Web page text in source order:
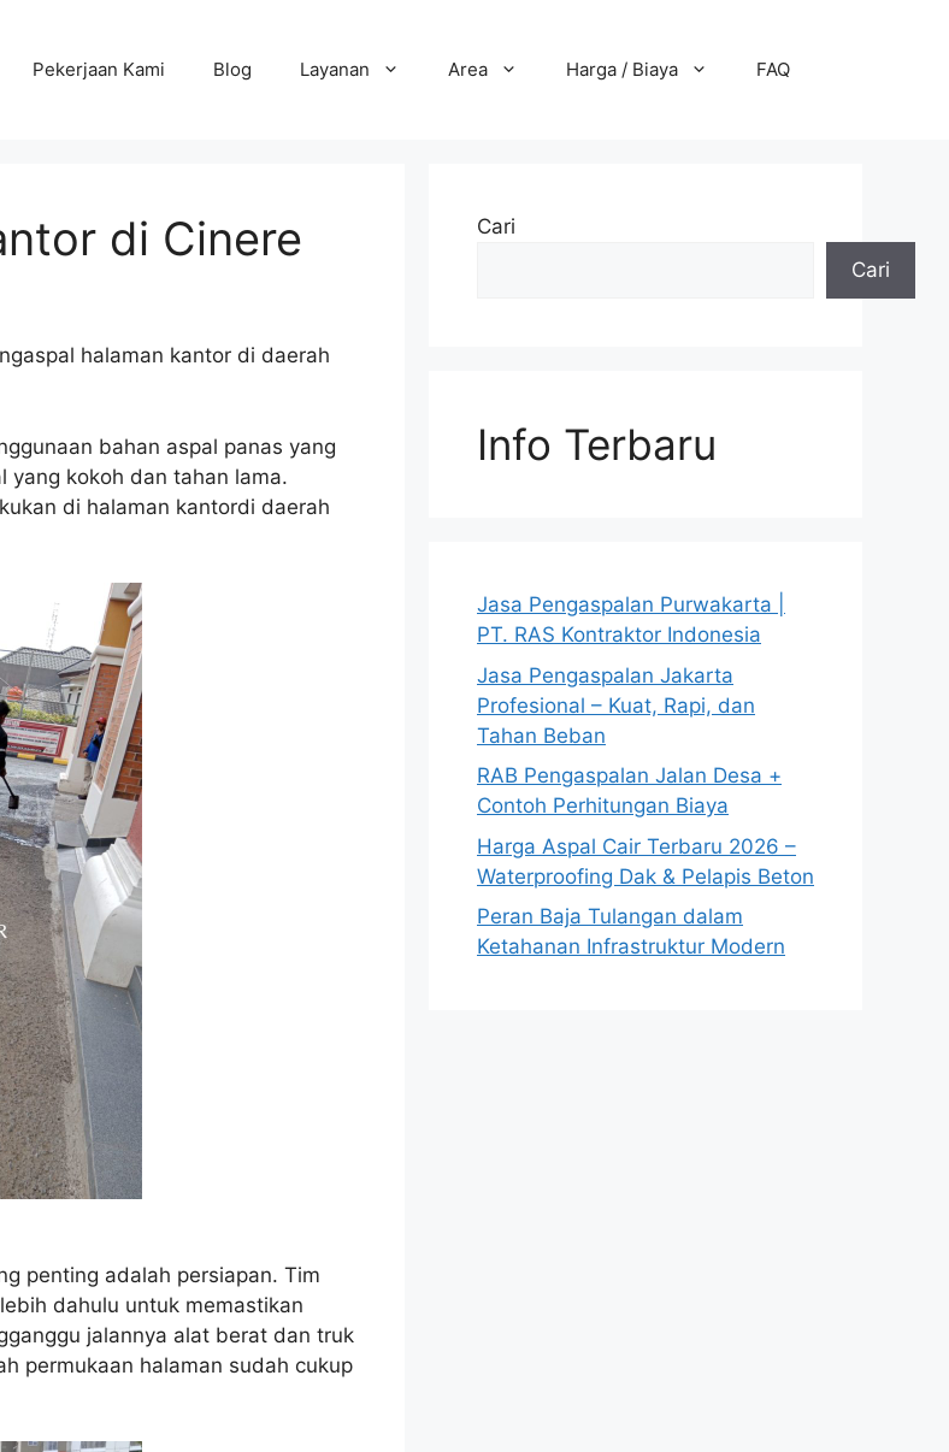
Pekerjaan Kami Blog Layanan Area Harga / Biaya FAQ
di Cinere
halaman kantor di daerah
bahan aspal panas yang
yang kokoh dan tahan lama.
di halaman kantordi daerah
penting adalah persiapan. Tim
dahulu untuk memastikan
jalannya alat berat dan truk
permukaan halaman sudah cukup
Cari
Cari
Info Terbaru
Jasa Pengaspalan Purwakarta |
PT. RAS Kontraktor Indonesia
Jasa Pengaspalan Jakarta
Profesional – Kuat, Rapi, dan
Tahan Beban
RAB Pengaspalan Jalan Desa +
Contoh Perhitungan Biaya
Harga Aspal Cair Terbaru 2026 –
Waterproofing Dak & Pelapis Beton
Peran Baja Tulangan dalam
Ketahanan Infrastruktur Modern